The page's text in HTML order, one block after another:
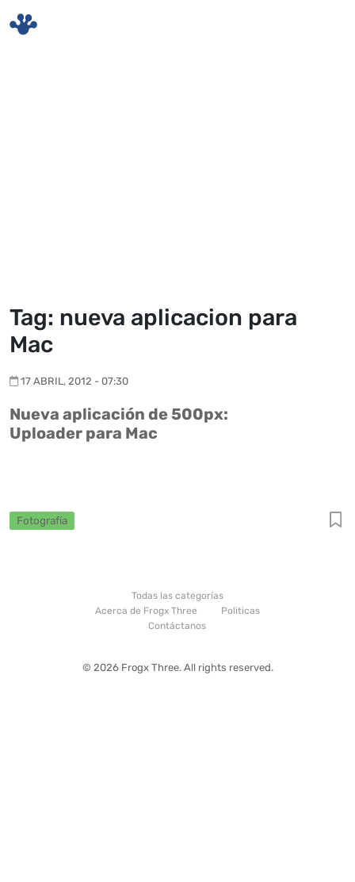
Tag: nueva aplicacion para
Mac
17 ABRIL, 2012 - 07:30
Nueva aplicación de 500px:
Uploader para Mac
Fotografía
Todas las categorías
Acerca de Frogx Three
Politicas
Contáctanos
© 2026 Frogx Three. All rights reserved.